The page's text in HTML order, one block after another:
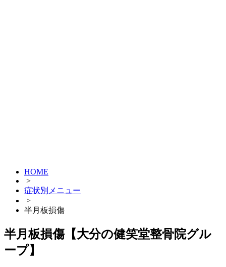
HOME
>
症状別メニュー
>
半月板損傷
半月板損傷【大分の健笑堂整骨院グル
ープ】